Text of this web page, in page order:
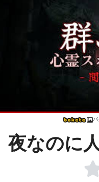
夜なのに